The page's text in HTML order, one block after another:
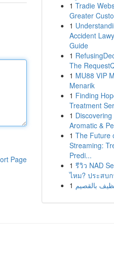
Page
1 Tradie
Greater
1
Accident
Guide
1
The
1 MU88 VIP
Menarik
1 Finding
Treatment
1
Aromatic &
1 The Future
Streaming:
Predi...
1 รีวิว NAD
ไหม? ประสบ
1 بالقصيم